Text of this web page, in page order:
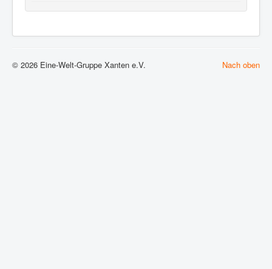
Nach oben
© 2026 Eine-Welt-Gruppe Xanten e.V.